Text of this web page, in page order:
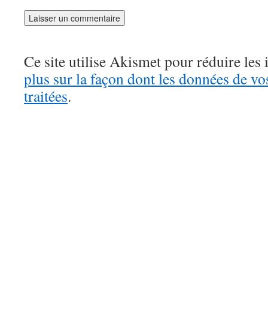
Ce site utilise Akismet pour réduire les
plus sur la façon dont les données de
traitées.